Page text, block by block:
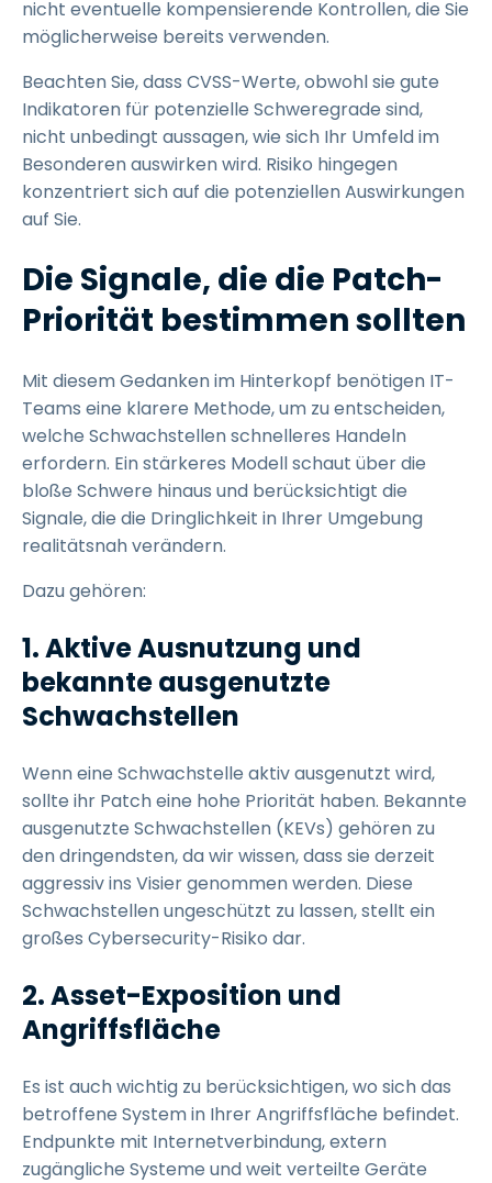
nicht eventuelle kompensierende Kontrollen, die Sie
möglicherweise bereits verwenden.
Beachten Sie, dass CVSS-Werte, obwohl sie gute
Indikatoren für potenzielle Schweregrade sind,
nicht unbedingt aussagen, wie sich Ihr Umfeld im
Besonderen auswirken wird. Risiko hingegen
konzentriert sich auf die potenziellen Auswirkungen
auf Sie.
Die Signale, die die Patch-
Priorität bestimmen sollten
Mit diesem Gedanken im Hinterkopf benötigen IT-
Teams eine klarere Methode, um zu entscheiden,
welche Schwachstellen schnelleres Handeln
erfordern. Ein stärkeres Modell schaut über die
bloße Schwere hinaus und berücksichtigt die
Signale, die die Dringlichkeit in Ihrer Umgebung
realitätsnah verändern.
Dazu gehören:
1. Aktive Ausnutzung und
bekannte ausgenutzte
Schwachstellen
Wenn eine Schwachstelle aktiv ausgenutzt wird,
sollte ihr Patch eine hohe Priorität haben. Bekannte
ausgenutzte Schwachstellen (KEVs) gehören zu
den dringendsten, da wir wissen, dass sie derzeit
aggressiv ins Visier genommen werden. Diese
Schwachstellen ungeschützt zu lassen, stellt ein
großes Cybersecurity-Risiko dar.
2. Asset-Exposition und
Angriffsfläche
Es ist auch wichtig zu berücksichtigen, wo sich das
betroffene System in Ihrer Angriffsfläche befindet.
Endpunkte mit Internetverbindung, extern
zugängliche Systeme und weit verteilte Geräte